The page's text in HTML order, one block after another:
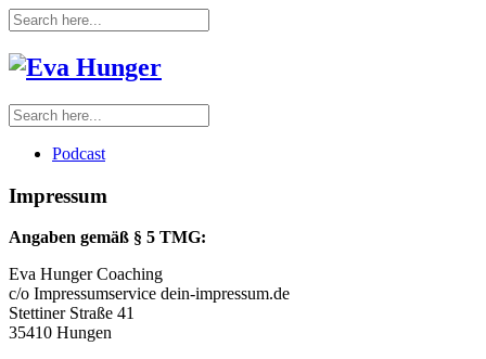
Podcast
Impressum
Angaben gemäß § 5 TMG:
Eva Hunger Coaching
c/o Impressumservice dein-impressum.de
Stettiner Straße 41
35410 Hungen